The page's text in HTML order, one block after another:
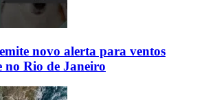
novo alerta para ventos
no Rio de Janeiro